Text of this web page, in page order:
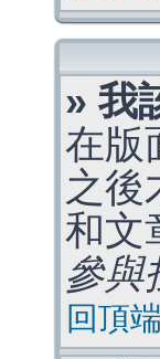
» 我
在版
之後
和文
參與
回頂端